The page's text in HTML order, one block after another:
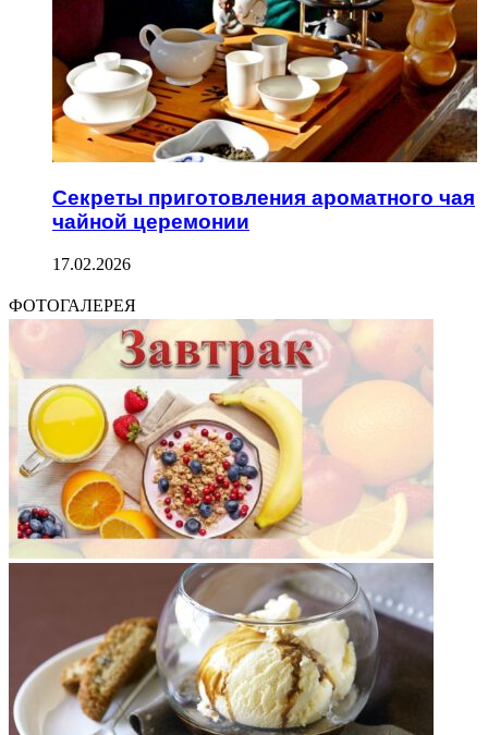
Секреты приготовления ароматного чая
чайной церемонии
17.02.2026
ФОТОГАЛЕРЕЯ